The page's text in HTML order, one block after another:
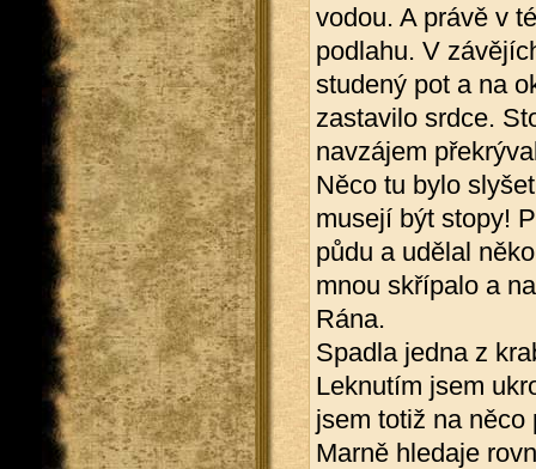
vodou. A právě v
podlahu. V
studený pot a na
zastavilo srdce.
navzájem
Něco tu bylo
musejí být stopy!
půdu a udělal
mnou skřípalo a
Rána.
Spadla jedna z
Leknutím jsem
jsem totiž na něco
Marně hledaje